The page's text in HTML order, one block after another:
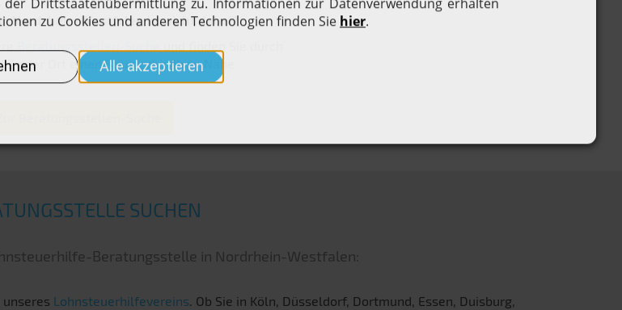
Nordrhein-Westfalen ist nicht dabei?
oder Ort einen Standort in Ihrer Nähe.
SUCHEN
Beratungsstelle in Nordrhein-Westfalen:
Lohnsteuerhilfevereins. Ob Sie in Köln, Düsseldorf, Dortmund, Essen, Duisburg,